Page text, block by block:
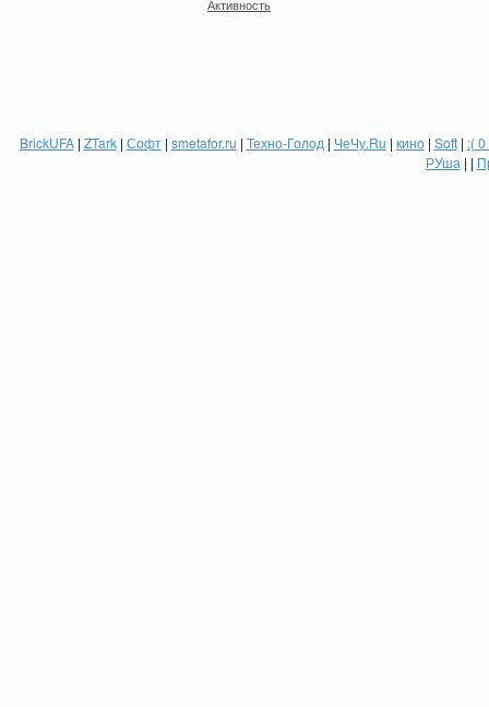
Активность
BrickUFA| ZTark| Софт| smetafor.ru | Техно-Голод | ЧеЧу.Ru | кино| Soft| :(
РУша | |